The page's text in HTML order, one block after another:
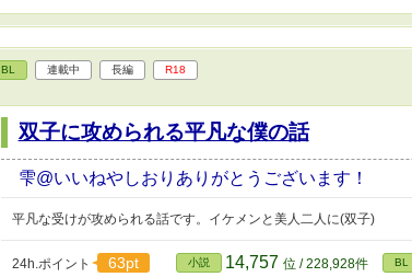
BL 連載中 長編 R18
双子に攻められる平凡な僕の話
雫@いいねやしおりありがとうございます！
平凡な受けが攻められる話です。イケメンと美人二人に(双子)
24h.ポイント 63pt 小説 14,757 位 / 228,928件 BL